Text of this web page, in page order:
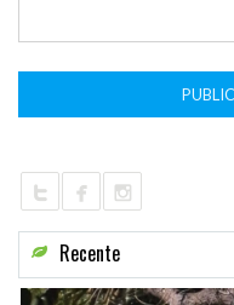
Recente